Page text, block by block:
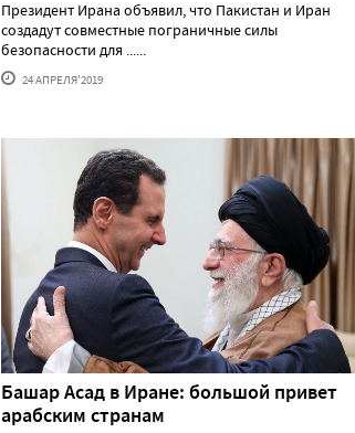
Президент Ирана объявил, что Пакистан и Иран
создадут совместные пограничные силы
безопасности для ......
24 АПРЕЛЯ'2019
Башар Асад в Иране: большой привет
арабским странам